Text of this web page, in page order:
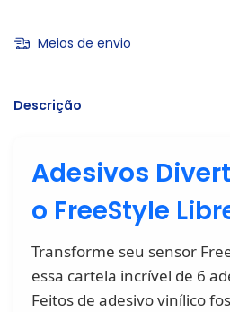
Meios de envio
Descrição
Adesivos
o FreeStyle
Transforme seu sensor
essa cartela incrível de 6
Feitos de adesivo vinílico